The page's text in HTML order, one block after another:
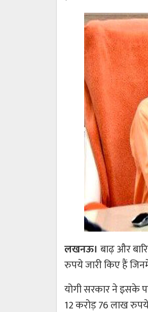
लखनऊ। बाढ़ और
रुपये जारी किए हैं
योगी सरकार ने इसके
12 करोड़ 76 लाख